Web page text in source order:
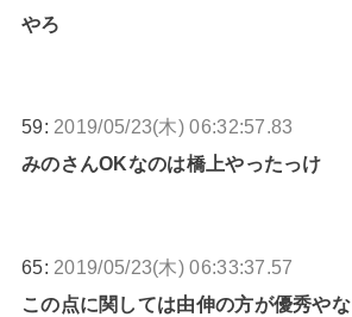
やろ
59: 2019/05/23(木) 06:32:57.83
みのさんOKなのは橋上やったっけ
65: 2019/05/23(木) 06:33:37.57
この点に関しては由伸の方が優秀やな